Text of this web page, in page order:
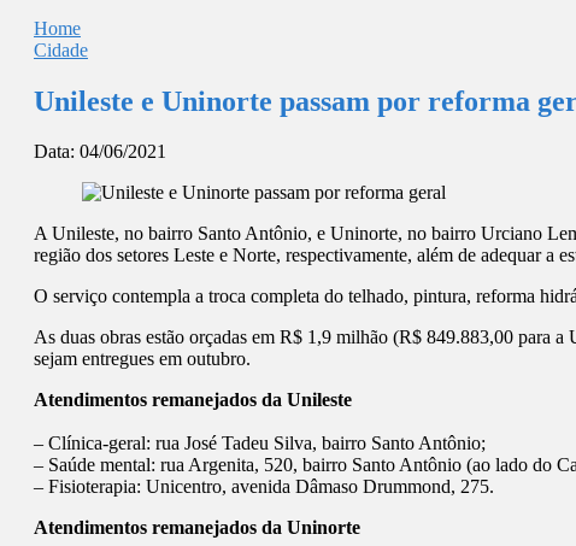
Home
Cidade
Unileste e Uninorte passam por reforma
Data: 04/06/2021
A Unileste, no bairro Santo Antônio, e Uninorte, no bairro Urciano
região dos setores Leste e Norte, respectivamente, além de adequar a
O serviço contempla a troca completa do telhado, pintura, reforma
As duas obras estão orçadas em R$ 1,9 milhão (R$ 849.883,00 para
sejam entregues em outubro.
Atendimentos remanejados da Unileste
– Clínica-geral: rua José Tadeu Silva, bairro Santo Antônio;
– Saúde mental: rua Argenita, 520, bairro Santo Antônio (ao lado do
– Fisioterapia: Unicentro, avenida Dâmaso Drummond, 275.
Atendimentos remanejados da Uninorte